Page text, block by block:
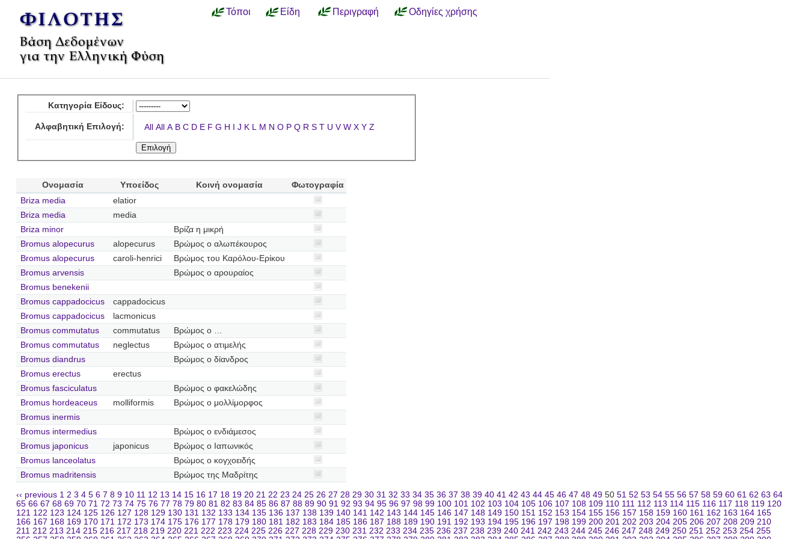
Τόποι Είδη Περιγραφή Οδηγίες χρήσης
Κατηγορία Είδους:
Αλφαβητική Επιλογή: All All A B C D E F G H I J K L M N O P Q R S T U V W X Y Z
Ονομασία Υποείδος Κοινή ονομασία
Φωτογραφία
Briza media
elatior
Briza media
media
Briza minor
Βρίζα η μικρή
Bromus alopecurus
alopecurus
Βρώμος ο αλωπέκουρος
Bromus alopecurus
caroli-henrici
Βρώμος του Καρόλου-Ερίκου
Bromus arvensis
Βρώμος ο αρουραίος
Bromus benekenii
Bromus cappadocicus
cappadocicus
Bromus cappadocicus
lacmonicus
Bromus commutatus
commutatus
Βρώμος ο …
Bromus commutatus
neglectus
Βρώμος ο ατιμελής
Bromus diandrus
Βρώμος ο δίανδρος
Bromus erectus
erectus
Bromus fasciculatus
Βρώμος ο φακελώδης
Bromus hordeaceus
molliformis
Βρώμος ο μολλίμορφος
Bromus inermis
Bromus intermedius
Βρώμος ο ενδιάμεσος
Bromus japonicus
japonicus
Βρώμος ο Ιαπωνικός
Bromus lanceolatus
Βρώμος ο κογχοειδής
Bromus madritensis
Βρώμος της Μαδρίτης
‹‹ previous 1 2 3 4 5 6 7 8 9 10 11 12 13 14 15 16 17 18 19 20 21 22 23 24 25 26 27 28 29 30 31 32 33 34 35 36 37 38 39 40 41 42 43 44 45 46 47 48 49 50 51 52 53 54 55 56 57 58 59 60 61 62 63 64
65 66 67 68 69 70 71 72 73 74 75 76 77 78 79 80 81 82 83 84 85 86 87 88 89 90 91 92 93 94 95 96 97 98 99 100 101 102 103 104 105 106 107 108 109 110 111 112 113 114 115 116 117 118 119 120
121 122 123 124 125 126 127 128 129 130 131 132 133 134 135 136 137 138 139 140 141 142 143 144 145 146 147 148 149 150 151 152 153 154 155 156 157 158 159 160 161 162 163 164 165
166 167 168 169 170 171 172 173 174 175 176 177 178 179 180 181 182 183 184 185 186 187 188 189 190 191 192 193 194 195 196 197 198 199 200 201 202 203 204 205 206 207 208 209 210
211 212 213 214 215 216 217 218 219 220 221 222 223 224 225 226 227 228 229 230 231 232 233 234 235 236 237 238 239 240 241 242 243 244 245 246 247 248 249 250 251 252 253 254 255